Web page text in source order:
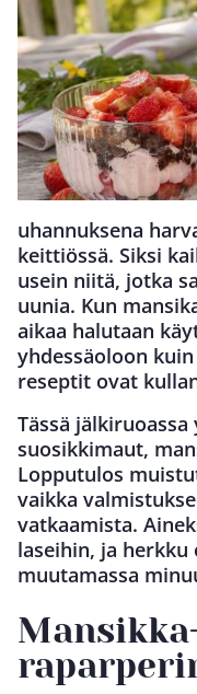
uhannuksena
keittiössä. Siksi
usein niitä, jotka
uunia. Kun
aikaa halutaan
yhdessäoloon
reseptit ovat
Tässä
suosikkimaut,
Lopputulos
vaikka
vatkaamista.
laseihin, ja
muutamassa